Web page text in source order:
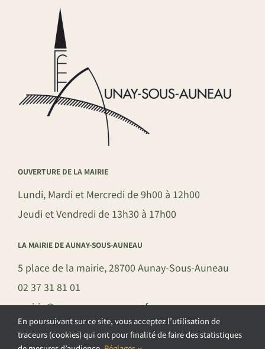
OUVERTURE DE LA MAIRIE
Lundi, Mardi et Mercredi de 9h00 à 12h00
Jeudi et Vendredi de 13h30 à 17h00
LA MAIRIE DE AUNAY-SOUS-AUNEAU
5 place de la mairie, 28700 Aunay-Sous-Auneau
02 37 31 81 01
mairie@aunay-sous-auneau.fr
En poursuivant sur ce site, vous acceptez l’utilisation de
traceurs (cookies) qui ont pour finalité de faire des statistiques